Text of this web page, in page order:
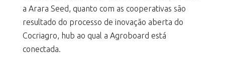
a Arara Seed, quanto com as cooperativas são
resultado do processo de inovação aberta do
Cocriagro, hub ao qual a Agroboard está
conectada.